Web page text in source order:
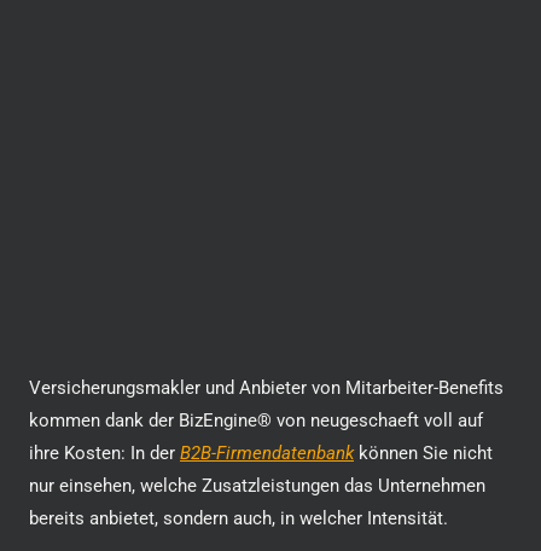
Versicherungsmakler und Anbieter von Mitarbeiter-Benefits
kommen dank der BizEngine® von neugeschaeft voll auf
ihre Kosten: In der B2B-Firmendatenbankkönnen Sie nicht
nur einsehen, welche Zusatzleistungen das Unternehmen
bereits anbietet, sondern auch, in welcher Intensität.